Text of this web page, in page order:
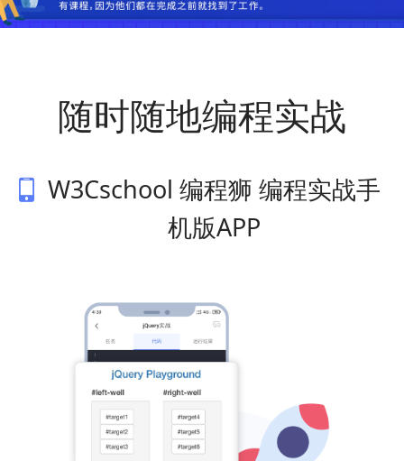
随时随地编程实战
W3Cschool 编程狮 编程实战手
机版APP